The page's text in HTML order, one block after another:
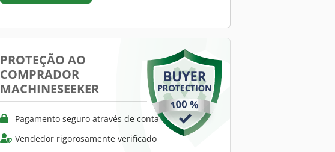
PROTEÇÃO AO
COMPRADOR
MACHINESEEKER
Pagamento seguro através de conta escrow
Vendedor rigorosamente verificado